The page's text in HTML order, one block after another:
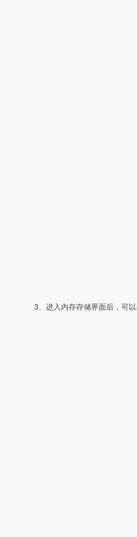
3、进入内存存储界面后，可